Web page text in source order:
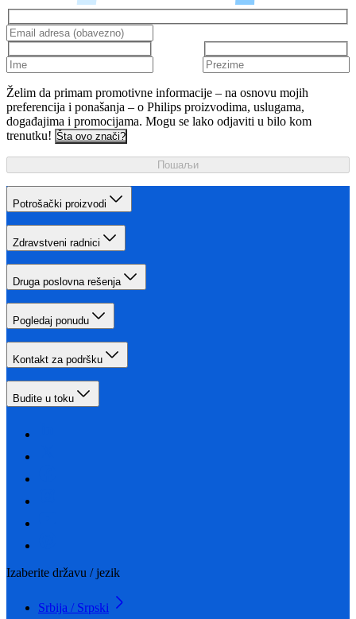
Želim da primam promotivne informacije – na osnovu mojih
preferencija i ponašanja – o Philips proizvodima, uslugama,
događajima i promocijama. Mogu se lako odjaviti u bilo kom
trenutku! Šta ovo znači?
Пошаљи
Potrošački proizvodi
Zdravstveni radnici
Druga poslovna rešenja
Pogledaj ponudu
Kontakt za podršku
Budite u toku
Izaberite državu / jezik
Srbija / Srpski